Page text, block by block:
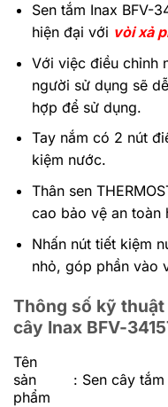
Sen tắm Inax BFV-
hiện đại với vòi xả
Với việc điều chỉnh
người sử dụng sẽ
hợp để sử dụng.
Tay nắm có 2 nút
kiệm nước.
Thân sen
cao bảo vệ an toàn
Nhấn nút tiết kiệm
nhỏ, góp phần vào
Thông số kỹ
cây Inax BFV-
Tên
sản
phẩm
: Sen cây